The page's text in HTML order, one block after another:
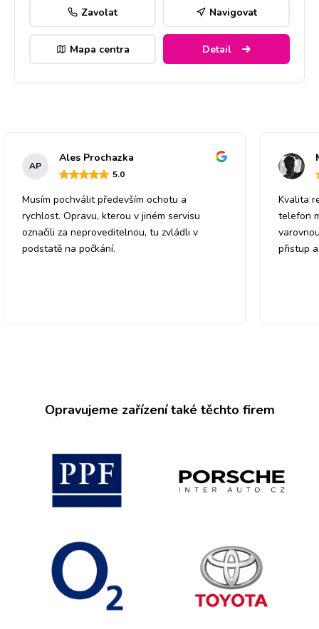
Zavolat Navigovat
Mapa centra Detail
AP
Ales Prochazka
5.0
Musím pochválit především ochotu a
rychlost. Opravu, kterou v jiném servisu
označili za neproveditelnou, tu zvládli v
podstatě na počkání.
Kvalita
telefon
přistup
Opravujeme zařízení také těchto firem